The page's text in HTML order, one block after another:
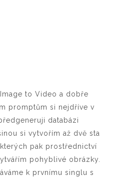
to Video a dobře
promptům si nejdříve v
databázi
si vytvořím až dvě sta
pak prostřednictví
pohyblivé obrázky.
k prvnímu singlu s